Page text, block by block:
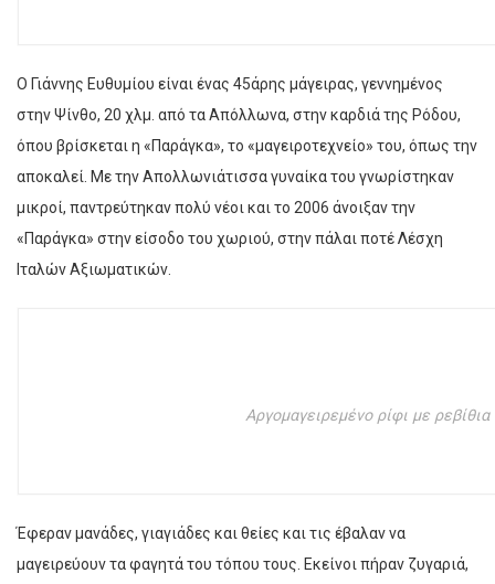
Ο Γιάννης Ευθυμίου είναι ένας 45άρης μάγειρας, γεννημένος
στην Ψίνθο, 20 χλμ. από τα Απόλλωνα, στην καρδιά της Ρόδου,
όπου βρίσκεται η «Παράγκα», το «μαγειροτεχνείο» του, όπως την
αποκαλεί. Με την Απολλωνιάτισσα γυναίκα του γνωρίστηκαν
μικροί, παντρεύτηκαν πολύ νέοι και το 2006 άνοιξαν την
«Παράγκα» στην είσοδο του χωριού, στην πάλαι ποτέ Λέσχη
Ιταλών Αξιωματικών.
Αργομαγειρεμένο ρίφι με ρεβίθια
Έφεραν μανάδες, γιαγιάδες και θείες και τις έβαλαν να
μαγειρεύουν τα φαγητά του τόπου τους. Εκείνοι πήραν ζυγαριά,